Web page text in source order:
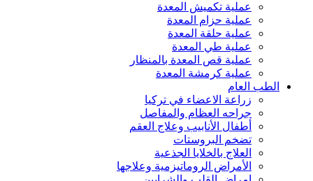
عملية تكميش المعدة
عملية حزام المعدة
عملية حلقة المعدة
عملية طي المعدة
عملية قص المعدة بالمنظار
عملية كرمشة المعدة
الطب العام
زراعة الاعضاء في تركيا
جراحه العظام والمفاصل
أطفال الأنابيب وعلاج العقم
تضخم البروستات
العلاج بالخلايا الجذعية
الأمراض الروماتيزمية وعلاجها